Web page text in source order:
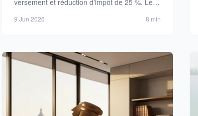
9 Jun 2026 8 min